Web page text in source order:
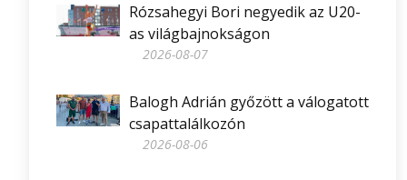
Rózsahegyi Bori negyedik az U20-
as világbajnokságon
2026-08-07
Balogh Adrián győzött a válogatott
csapattalálkozón
2026-08-06